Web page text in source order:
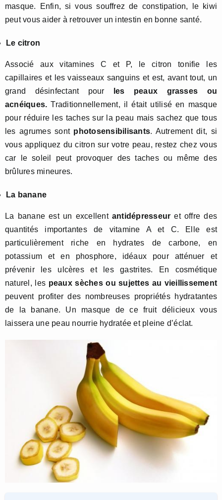
masque. Enfin, si vous souffrez de constipation, le kiwi
peut vous aider à retrouver un intestin en bonne santé.
Le citron
Associé aux vitamines C et P, le citron tonifie les
capillaires et les vaisseaux sanguins et est, avant tout, un
grand désinfectant pour
les peaux grasses ou
acnéiques.Traditionnellement, il était utilisé en masque
pour réduire les taches sur la peau mais sachez que tous
les agrumes sont photosensibilisants. Autrement dit, si
vous appliquez du citron sur votre peau, restez chez vous
car le soleil peut provoquer des taches ou même des
brûlures mineures.
La banane
La banane est un excellent antidépresseur et offre des
quantités importantes de vitamine A et C. Elle est
particulièrement riche en hydrates de carbone, en
potassium et en phosphore, idéaux pour atténuer et
prévenir les ulcères et les gastrites. En cosmétique
naturel, les peaux sèches ou sujettes au vieillissement
peuvent profiter des nombreuses propriétés hydratantes
de la banane. Un masque de ce fruit délicieux vous
laissera une peau nourrie hydratée et pleine d’éclat.